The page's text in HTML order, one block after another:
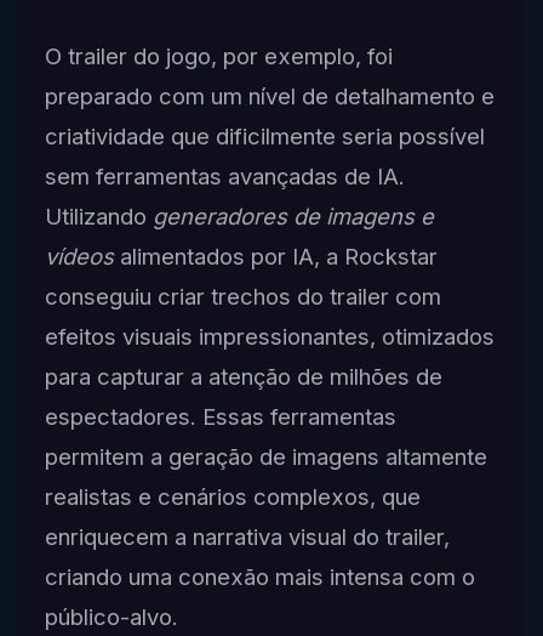
O trailer do jogo, por exemplo, foi
preparado com um nível de detalhamento e
criatividade que dificilmente seria possível
sem ferramentas avançadas de IA.
Utilizando generadores de imagens e
vídeosalimentados por IA, a Rockstar
conseguiu criar trechos do trailer com
efeitos visuais impressionantes, otimizados
para capturar a atenção de milhões de
espectadores. Essas ferramentas
permitem a geração de imagens altamente
realistas e cenários complexos, que
enriquecem a narrativa visual do trailer,
criando uma conexão mais intensa com o
público-alvo.